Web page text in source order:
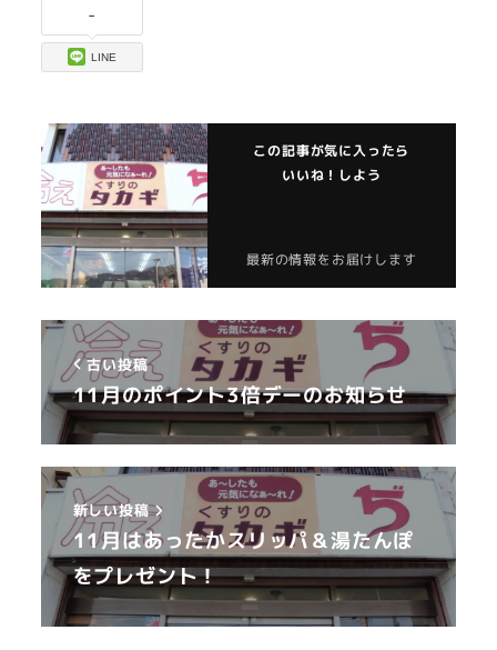
-
LINE
この記事が気に入ったら
いいね！しよう
最新の情報をお届けします
古い投稿
11月のポイント3倍デーのお知らせ
新しい投稿
11月はあったかスリッパ＆湯たんぽ
をプレゼント！